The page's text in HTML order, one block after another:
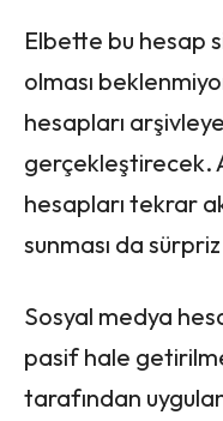
Elbette bu hesap
olması
hesapları
gerçekleştirecek.
hesapları tekrar
sunması da
Sosyal medya
pasif hale
tarafından